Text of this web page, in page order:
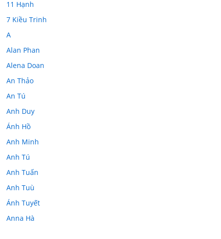
11 Hạnh
7 Kiều Trinh
A
Alan Phan
Alena Doan
An Thảo
An Tú
Anh Duy
Ánh Hồ
Anh Minh
Anh Tú
Anh Tuấn
Anh Tuù
Ánh Tuyết
Anna Hà